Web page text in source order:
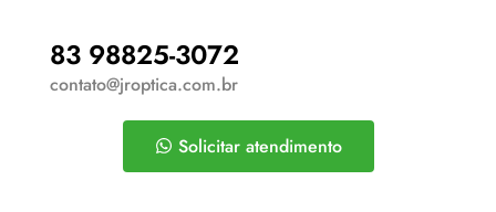
83 98825-3072
contato@jroptica.com.br
Solicitar atendimento